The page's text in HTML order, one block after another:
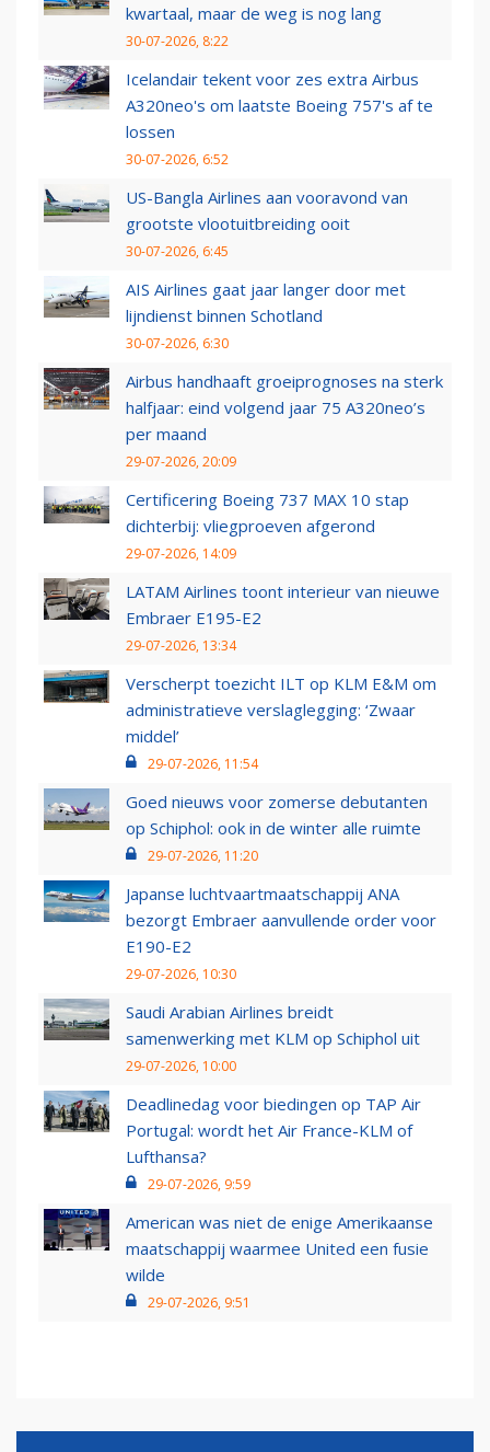
kwartaal, maar de weg is nog lang
30-07-2026, 8:22
Icelandair tekent voor zes extra Airbus
A320neo's om laatste Boeing 757's af te
lossen
30-07-2026, 6:52
US-Bangla Airlines aan vooravond van
grootste vlootuitbreiding ooit
30-07-2026, 6:45
AIS Airlines gaat jaar langer door met
lijndienst binnen Schotland
30-07-2026, 6:30
Airbus handhaaft groeiprognoses na sterk
halfjaar: eind volgend jaar 75 A320neo’s
per maand
29-07-2026, 20:09
Certificering Boeing 737 MAX 10 stap
dichterbij: vliegproeven afgerond
29-07-2026, 14:09
LATAM Airlines toont interieur van nieuwe
Embraer E195-E2
29-07-2026, 13:34
Verscherpt toezicht ILT op KLM E&M om
administratieve verslaglegging: ‘Zwaar
middel’
29-07-2026, 11:54
Goed nieuws voor zomerse debutanten
op Schiphol: ook in de winter alle ruimte
29-07-2026, 11:20
Japanse luchtvaartmaatschappij ANA
bezorgt Embraer aanvullende order voor
E190-E2
29-07-2026, 10:30
Saudi Arabian Airlines breidt
samenwerking met KLM op Schiphol uit
29-07-2026, 10:00
Deadlinedag voor biedingen op TAP Air
Portugal: wordt het Air France-KLM of
Lufthansa?
29-07-2026, 9:59
American was niet de enige Amerikaanse
maatschappij waarmee United een fusie
wilde
29-07-2026, 9:51